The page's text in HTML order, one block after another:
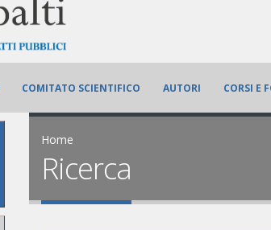
COMITATO SCIENTIFICO AUTORI CORSI E
Home
Ricerca